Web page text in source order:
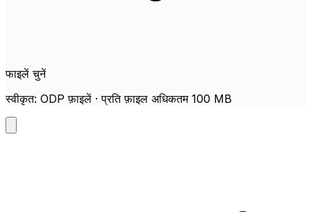
फाइलें चुनें
स्वीकृत: ODP फ़ाइलें · प्रति फ़ाइल अधिकतम 100 MB